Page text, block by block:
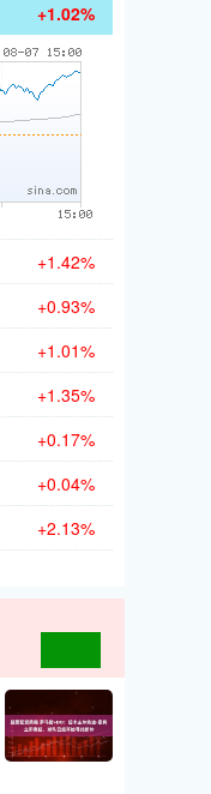
+1.02%
+1.42%
+0.93%
+1.01%
+1.35%
+0.17%
+0.04%
+2.13%